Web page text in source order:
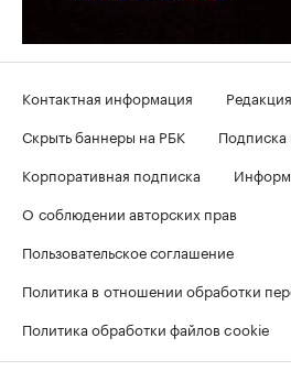
Контактная информация
Редакция
Скрыть баннеры на РБК
Подписка
Корпоративная подписка
О соблюдении авторских прав
Пользовательское соглашение
Политика в отношении обработки
Политика обработки файлов cookie